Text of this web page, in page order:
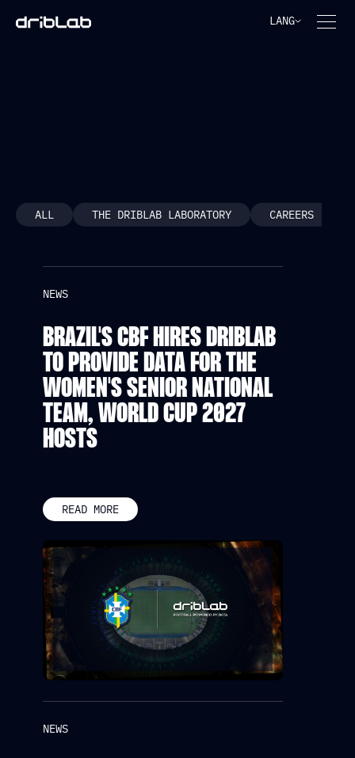
LANG
ALL THE DRIBLAB LABORATORY CAREERS
NEWS
BRAZIL'S CBF HIRES DRIBLAB
TO PROVIDE DATA FOR THE
WOMEN'S SENIOR NATIONAL
TEAM, WORLD CUP 2027
HOSTS
READ MORE
NEWS